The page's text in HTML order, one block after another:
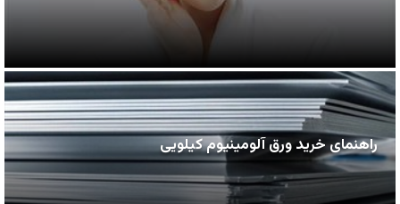
راهنمای خرید ورق آلومینیوم کیلویی